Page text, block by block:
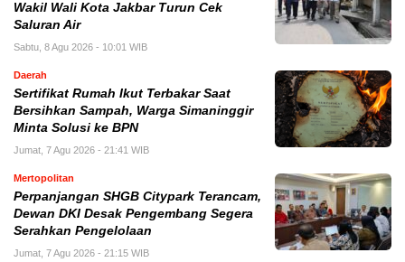
Wakil Wali Kota Jakbar Turun Cek
Saluran Air
Sabtu, 8 Agu 2026 - 10:01 WIB
Daerah
Sertifikat Rumah Ikut Terbakar Saat
Bersihkan Sampah, Warga Simaninggir
Minta Solusi ke BPN
Jumat, 7 Agu 2026 - 21:41 WIB
Mertopolitan
Perpanjangan SHGB Citypark Terancam,
Dewan DKI Desak Pengembang Segera
Serahkan Pengelolaan
Jumat, 7 Agu 2026 - 21:15 WIB